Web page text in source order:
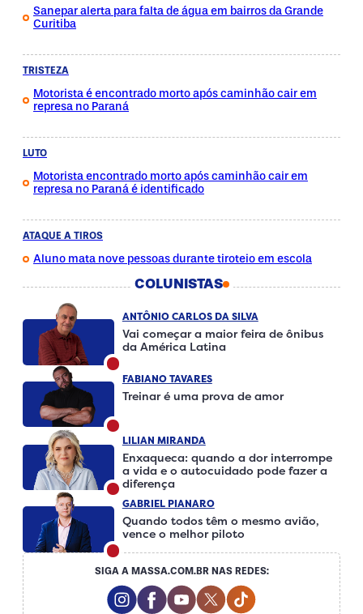
Sanepar alerta para falta de água em bairros da Grande
Curitiba
TRISTEZA
Motorista é encontrado morto após caminhão cair em
represa no Paraná
LUTO
Motorista encontrado morto após caminhão cair em
represa no Paraná é identificado
ATAQUE A TIROS
Aluno mata nove pessoas durante tiroteio em escola
COLUNISTAS
ANTÔNIO CARLOS DA SILVA
Vai começar a maior feira de ônibus
da América Latina
FABIANO TAVARES
Treinar é uma prova de amor
LILIAN MIRANDA
Enxaqueca: quando a dor interrompe
a vida e o autocuidado pode fazer a
diferença
GABRIEL PIANARO
Quando todos têm o mesmo avião,
vence o melhor piloto
SIGA A MASSA.COM.BR NAS REDES:
Instagram Social Media
Facebook Social Media
Youtube Social Media
Twitter Social Media
Tiktok Social